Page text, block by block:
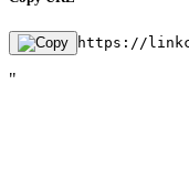
https://
"